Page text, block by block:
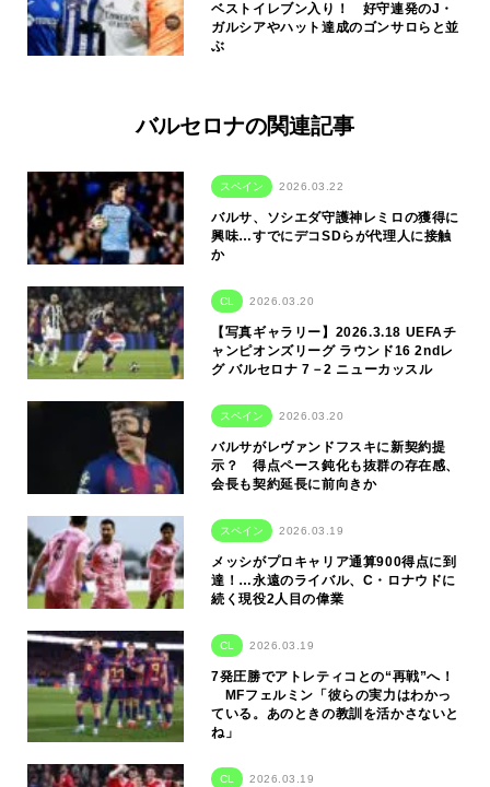
ベストイレブン入り！ 好守連発のJ・
ガルシアやハット達成のゴンサロらと並
ぶ
バルセロナの関連記事
スペイン 2026.03.22
バルサ、ソシエダ守護神レミロの獲得に
興味…すでにデコSDらが代理人に接触
か
CL 2026.03.20
【写真ギャラリー】2026.3.18 UEFAチ
ャンピオンズリーグ ラウンド16 2ndレ
グ バルセロナ 7－2 ニューカッスル
スペイン 2026.03.20
バルサがレヴァンドフスキに新契約提
示？ 得点ペース鈍化も抜群の存在感、
会長も契約延長に前向きか
スペイン 2026.03.19
メッシがプロキャリア通算900得点に到
達！…永遠のライバル、C・ロナウドに
続く現役2人目の偉業
CL 2026.03.19
7発圧勝でアトレティコとの“再戦”へ！
MFフェルミン「彼らの実力はわかっ
ている。あのときの教訓を活かさないと
ね」
CL 2026.03.19